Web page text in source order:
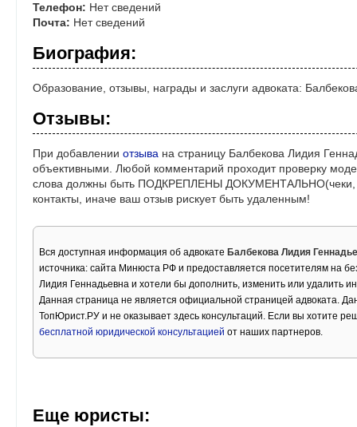
Телефон: Нет сведений
Почта: Нет сведений
Биография:
Образование, отзывы, награды и заслуги адвоката:
Отзывы:
При добавлении отзыва на страницу Балбекова Лидия
объективными. Любой комментарий проходит проверку
слова должны быть ПОДКРЕПЛЕНЫ ДОКУМЕНТАЛЬНО(чеки,
контакты, иначе ваш отзыв рискует быть удаленным!
Вся доступная информация об адвокате Балбекова Лидия
источника: сайта Минюста РФ и предоставляется посетителям на
Лидия Геннадьевна и хотели бы дополнить, изменить или удалить
Данная страница не является официальной страницей адвоката.
ТопЮрист.РУ и не оказывает здесь консультаций. Если вы хотите
бесплатной юридической консультацией от наших партнеров.
Еще юристы: